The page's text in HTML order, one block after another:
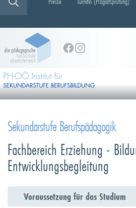
Sekundarstufe Berufspädagogik
Fachbereich Erziehung -
Entwicklungsbegleitung
Voraussetzung für das Studium